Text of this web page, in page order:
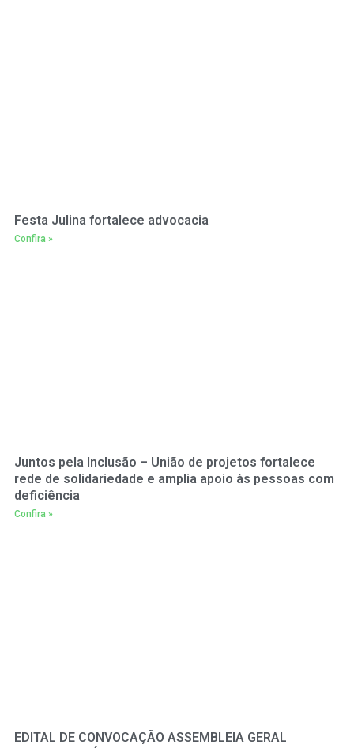
Festa Julina fortalece advocacia
Confira »
Juntos pela Inclusão – União de projetos fortalece
rede de solidariedade e amplia apoio às pessoas com
deficiência
Confira »
EDITAL DE CONVOCAÇÃO ASSEMBLEIA GERAL